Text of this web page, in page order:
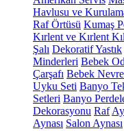
Havlusu ve
Raf Örtüsü Kumaş
Kırlent ve Kırlent
Şalı Dekoratif Yastık
Minderleri Bebek
Çarşafı Bebek
Uyku Seti Banyo
Setleri Banyo
Dekorasyonu Raf
Aynası Salon Aynası